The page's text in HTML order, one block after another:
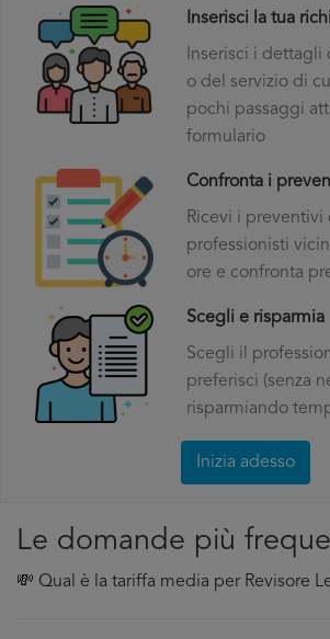
Inserisci la tua
Inserisci i
o del servizio di
pochi passaggi
formulario
Confronta i
Ricevi i preventivi
professionisti
ore e confronta
Scegli e risparmia
Scegli il
preferisci (senza
risparmiando
Inizia adesso
Le domande più
💸 Qual è la tariffa media per Revisore